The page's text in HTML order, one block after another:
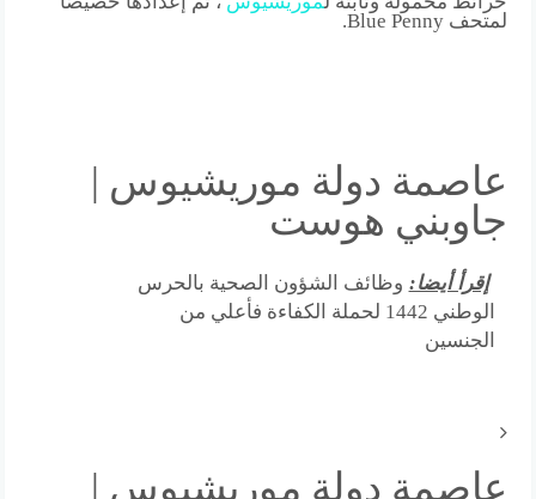
لمتحف Blue Penny.
عاصمة دولة موريشيوس |
جاوبني هوست
إقرأ أيضا: وظائف الشؤون الصحية بالحرس
الوطني 1442 لحملة الكفاءة فأعلي من
الجنسين
عاصمة دولة موريشيوس |